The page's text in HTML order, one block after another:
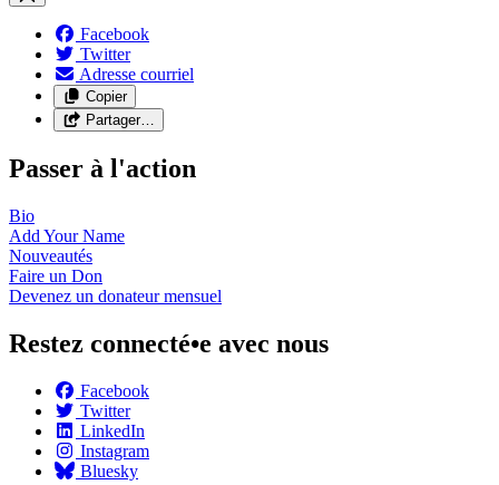
Facebook
Twitter
Adresse courriel
Copier
Partager…
Passer à l'action
Bio
Add YourName
Nouveautés
Faire un Don
Devenez un donateurmensuel
Restez connecté•e avec nous
Facebook
Twitter
LinkedIn
Instagram
Bluesky